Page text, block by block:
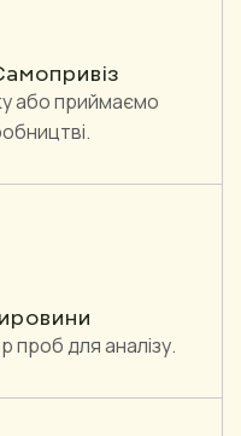
або приймаємо
проб для аналізу.